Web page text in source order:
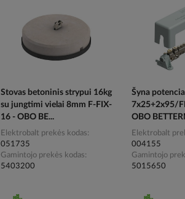
Stovas betoninis strypui 16kg
su jungtimi vielai 8mm F-FIX-
16 - OBO BE...
Elektrobalt prekės kodas
051735
Gamintojo prekės kodas
5403200
Šyna
7x25+2x95/
OBO
Elektrobalt
004155
Gamintojo
5015650